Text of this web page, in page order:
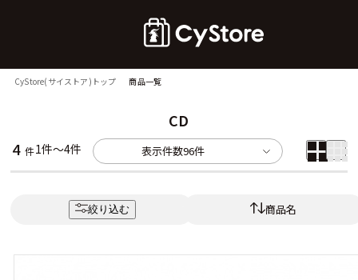
CyStore(サイストア)トップ 商品一覧
CD
4 件1件～4件 表示件数96件
絞り込む 商品名